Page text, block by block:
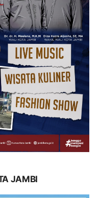
JAMBI